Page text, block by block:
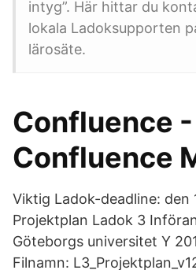
intyg”. Här hittar du
lokala Ladoksupporten
lärosäte.
Confluence -
Confluence
Viktig Ladok-deadline: den
Projektplan Ladok 3
Göteborgs universitet Y
Filnamn: